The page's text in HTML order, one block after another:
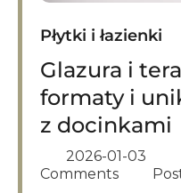
Płytki i łazienki
Glazura i
formaty i
z docinkami
2026-01-03
Comments